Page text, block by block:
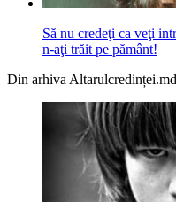
Să nu credeţi ca veţi
n-aţi trăit pe pă­mânt!
Din arhiva Altarulcredinței.md